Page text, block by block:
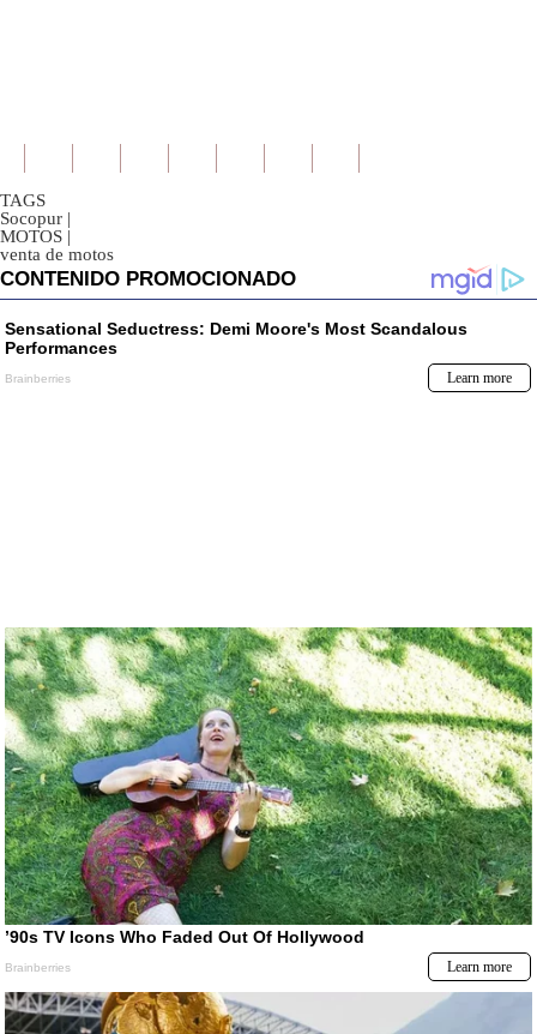
TAGS
Socopur |
MOTOS |
venta de motos